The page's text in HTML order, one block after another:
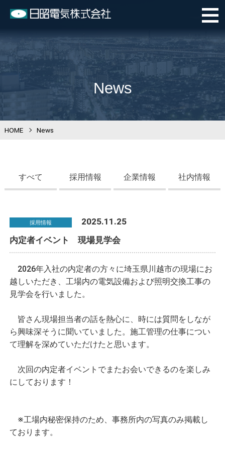
News
HOME >
News
すべて 採用情報 企業情報 社内情報
採用情報
2025.11.25
内定者イベント 現場見学会
2026年入社の内定者の方々に埼玉県川越市の現場にお
越しいただき、工場内の電気設備および照明交換工事の
見学会を行いました。
皆さん現場担当者の話を熱心に、時には質問をしなが
ら興味深そうに聞いていました。施工管理の仕事につい
て理解を深めていただけたと思います。
次回の内定者イベントでまたお会いできるのを楽しみ
にしております！
※工場内秘密保持のため、事務所内の写真のみ掲載し
ております。